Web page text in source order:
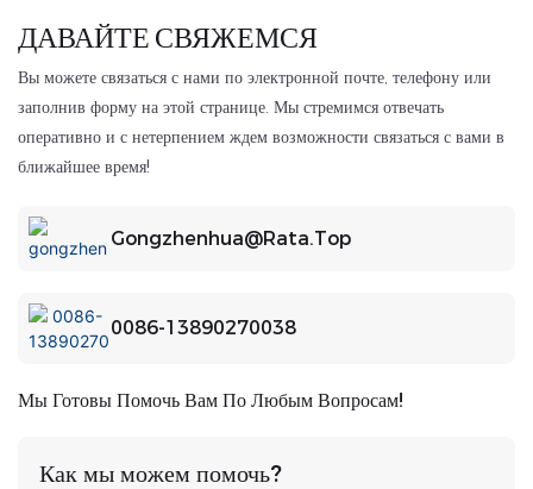
ДАВАЙТЕ СВЯЖЕМСЯ
Вы можете связаться с нами по электронной почте, телефону или
заполнив форму на этой странице. Мы стремимся отвечать
оперативно и с нетерпением ждем возможности связаться с вами в
ближайшее время!
Gongzhenhua@rata.top
0086-13890270038
Мы Готовы Помочь Вам По Любым Вопросам!
Как мы можем помочь?